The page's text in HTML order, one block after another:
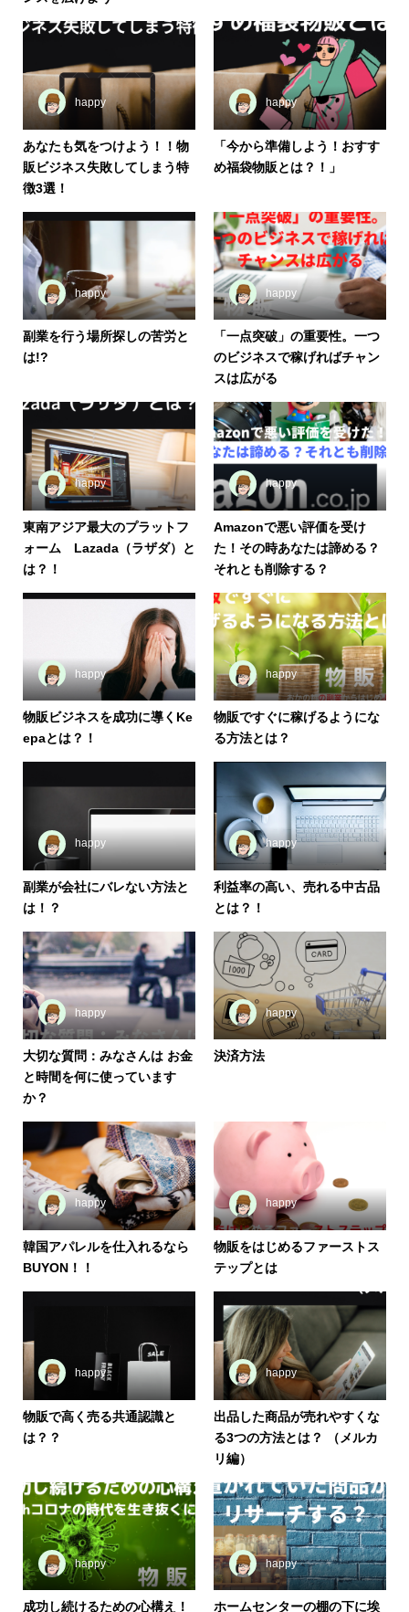
happy
あなたも気をつけよう！！物
販ビジネス失敗してしまう特
徴3選！
happy
「今から準備しよう！おすす
め福袋物販とは？！」
happy
副業を行う場所探しの苦労と
は!?
happy
「一点突破」の重要性。一つ
のビジネスで稼げればチャン
スは広がる
happy
東南アジア最大のプラットフ
ォーム Lazada（ラザダ）と
は？！
happy
Amazonで悪い評価を受け
た！その時あなたは諦める？
それとも削除する？
happy
物販ビジネスを成功に導くKe
epaとは？！
happy
物販ですぐに稼げるようにな
る方法とは？
happy
副業が会社にバレない方法と
は！？
happy
利益率の高い、売れる中古品
とは？！
happy
大切な質問：みなさんは お金
と時間を何に使っています
か？
happy
決済方法
happy
韓国アパレルを仕入れるなら
BUYON！！
happy
物販をはじめるファーストス
テップとは
happy
物販で高く売る共通認識と
は？？
happy
出品した商品が売れやすくな
る3つの方法とは？ （メルカ
リ編）
happy
成功し続けるための心構え！
happy
ホームセンターの棚の下に埃